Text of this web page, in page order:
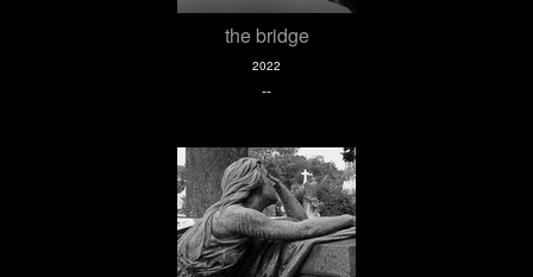
the bridge
2022
--